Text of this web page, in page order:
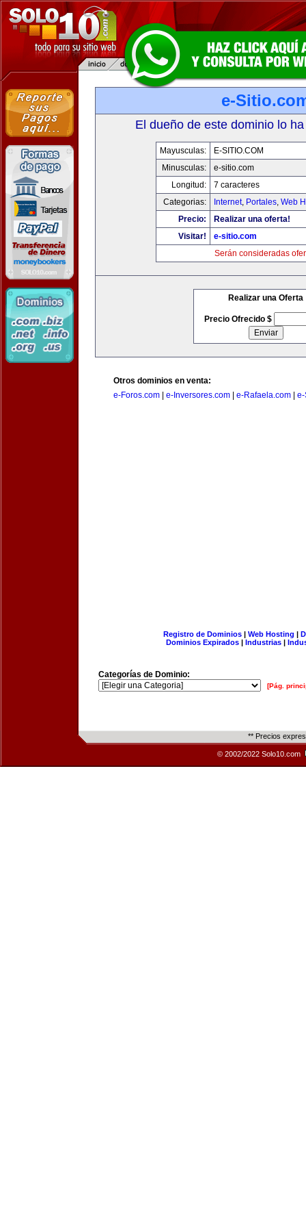
e-
El dueño de este dominio lo
Mayusculas:
E-SITIO.COM
Minusculas:
e-sitio.com
Longitud:
7 caracteres
Categorias:
Internet, Portales, Web
Precio:
Realizar una oferta!
Visitar!
e-sitio.com
Serán consideradas
Realizar una Oferta
Precio Ofrecido $
Otros dominios en venta:
e-Foros.com
e-Inversores.com e-Rafaela.com e-
Registro de Dominios| Web Hosting |
Dominios Expirados | Industrias |
Categorías de Dominio:
[Pág.
** Precios
© 2002/2022 Solo10.com